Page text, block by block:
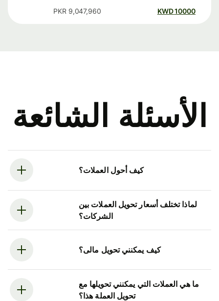
10000
KWD
9,047,960
PKR
الأسئلة الشائعة
كيف أحول العملات؟
لماذا تختلف أسعار تحويل العملات بين
الشركات؟
كيف يمكنني تحويل مالى؟
ما هي العملات التي يمكنني تحويلها مع
تحويل العملة هذا؟